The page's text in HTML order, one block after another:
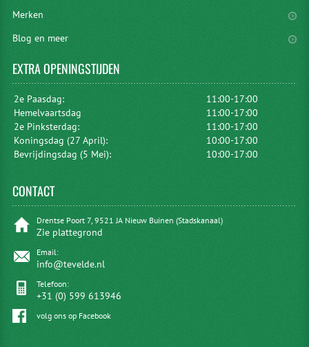
Merken
Blog en meer
EXTRAOPENINGSTIJDEN
2e Paasdag:
11:00-17:00
Hemelvaartsdag
11:00-17:00
2e Pinksterdag:
11:00-17:00
Koningsdag (27 April):
10:00-17:00
Bevrijdingsdag (5 Mei):
10:00-17:00
CONTACT
Drentse Poort 7, 9521 JA Nieuw Buinen (Stadskanaal)
Zie plattegrond
Email:
info@tevelde.nl
Telefoon:
+31 (0) 599 613946
volg ons op Facebook